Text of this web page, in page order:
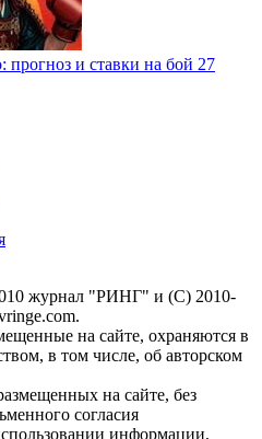
и ставки на бой 27
журнал "РИНГ" и (С) 2010-
на сайте, охраняются в
в том числе, об авторском
на сайте, без
согласия
информации,